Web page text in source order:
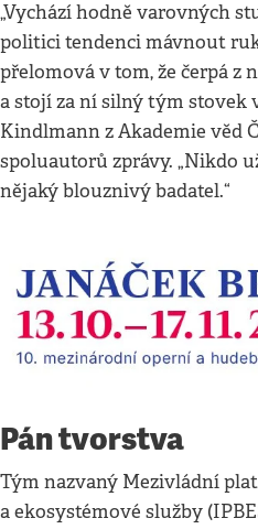
„Vychází hodně varovných
politici tendenci mávnout
přelomová v tom, že čerpá z
a stojí za ní silný tým stovek
Kindlmann z Akademie věd
spoluautorů zprávy. „Nikdo
nějaký blouznivý badatel.“
Pán tvorstva
Tým nazvaný Mezivládní
a ekosystémové služby